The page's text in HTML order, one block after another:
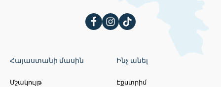
Հայաստանի մասին
Մշակույթ
Ինչ անել
Էքստրիմ